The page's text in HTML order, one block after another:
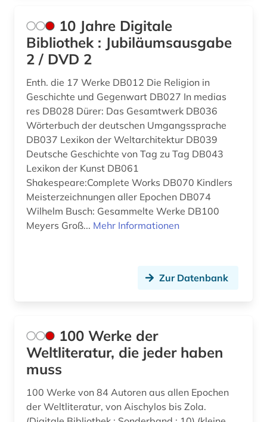
einsprachiges wörterbuch (1)
elektronische zeitschrift (7)
elektronisches buch (13)
englisch (6)
enzyklopädie (13)
erster weltkrieg (1)
estland (1)
europa (1)
fedor michajlovic (1)
fet (1)
Ungarn (8)
Zypern (1)
10 Jahre Digitale
Bibliothek : Jubiläumsausgabe
2 / DVD 2
Enth. die 17 Werke DB012 Die Religion in
Geschichte und Gegenwart DB027 In medias
res DB028 Dürer: Das Gesamtwerk DB036
Wörterbuch der deutschen Umgangssprache
DB037 Lexikon der Weltarchitektur DB039
Deutsche Geschichte von Tag zu Tag DB043
Lexikon der Kunst DB061
Shakespeare:Complete Works DB070 Kindlers
Meisterzeichnungen aller Epochen DB074
Wilhelm Busch: Gesammelte Werke DB100
Meyers Groß... Mehr Informationen
Zur Datenbank
100 Werke der
Weltliteratur, die jeder haben
muss
100 Werke von 84 Autoren aus allen Epochen
der Weltliteratur, von Aischylos bis Zola.